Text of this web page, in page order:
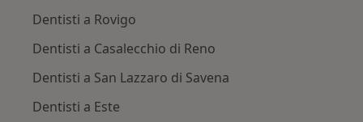
Dentisti a Rovigo
Dentisti a Casalecchio di Reno
Dentisti a San Lazzaro di Savena
Dentisti a Este